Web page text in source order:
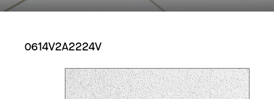
0614V2A2224V